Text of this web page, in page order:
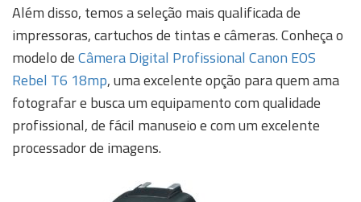
Além disso, temos a seleção mais qualificada de
impressoras, cartuchos de tintas e câmeras. Conheça o
modelo deCâmera Digital Profissional Canon EOS
Rebel T6 18mp, uma excelente opção para quem ama
fotografar e busca um equipamento com qualidade
profissional, de fácil manuseio e com um excelente
processador de imagens.